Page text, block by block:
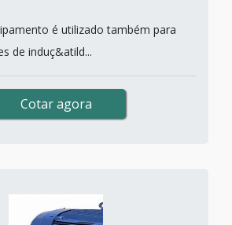
é utilizado também para
de induç&atild...
Cotar agora